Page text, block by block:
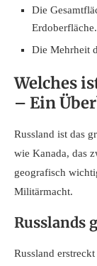
Die
Erdoberfläche.
Die Mehrheit
Welches
– Ein
Russland ist das
wie Kanada, das
geografisch
Militärmacht.
Russlands
Russland